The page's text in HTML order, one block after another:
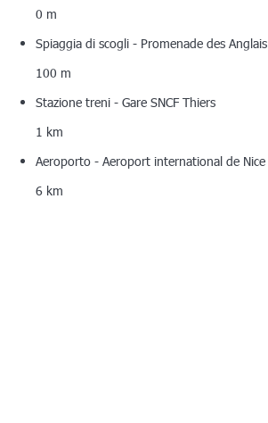
0 m
Spiaggia di scogli - Promenade des Anglais
100 m
Stazione treni - Gare SNCF Thiers
1 km
Aeroporto - Aeroport international de Nice
6 km